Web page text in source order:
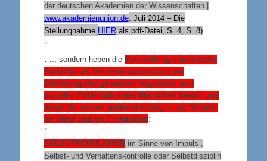
der deutschen Akademien der Wissenschaften |
www.akademienunion.de. Juli 2014 – Die
Stellungnahme HIERals pdf-Datei, S. 4, S. 8)
°
…., sondern heben die Entwicklung emotionaler
Stabilität als Grundvoraussetzung zur
Entfaltung des gesamten kognitiven und
sozialen Potentials eines Menschen hervor und
damit für seinen späteren Erfolg in der Schule,
im Beruf und im Privatleben:
°
SELBSTREGULATIONim Sinne von Impuls-,
Selbst- und Verhaltenskontrolle oder Selbstdisziplin